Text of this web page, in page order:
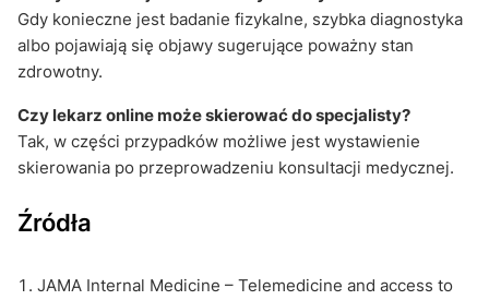
Gdy konieczne jest badanie fizykalne, szybka diagnostyka
albo pojawiają się objawy sugerujące poważny stan
zdrowotny.
Czy lekarz online może skierować do specjalisty?
Tak, w części przypadków możliwe jest wystawienie
skierowania po przeprowadzeniu konsultacji medycznej.
Źródła
JAMA Internal Medicine – Telemedicine and access to